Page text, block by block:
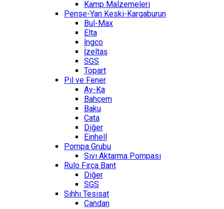
Kamp Malzemeleri
Pense-Yan Keski-Kargaburun
Bul-Max
Elta
İngco
İzeltaş
SGS
Topart
Pil ve Fener
Ay-Ka
Bahçem
Baku
Cata
Diğer
Einhell
Pompa Grubu
Sıvı Aktarma Pompası
Rulo Fırça Bant
Diğer
SGS
Sıhhı Tesisat
Candan